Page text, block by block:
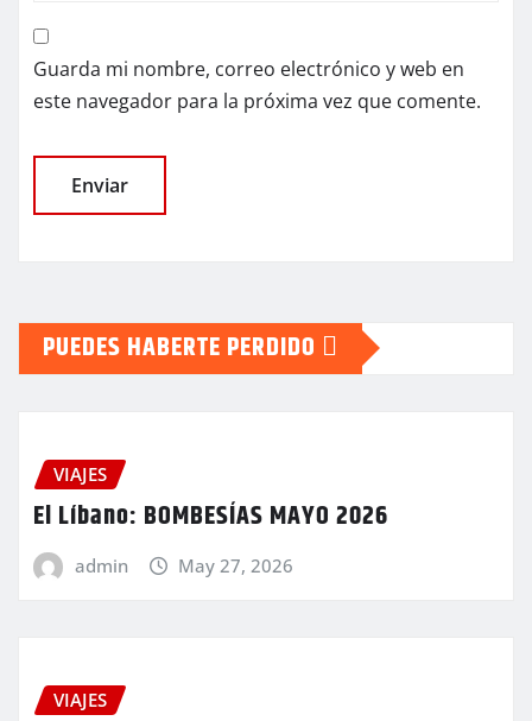
Guarda mi nombre, correo electrónico y web en
este navegador para la próxima vez que comente.
PUEDES HABERTE PERDIDO
VIAJES
El Líbano: BOMBESÍAS MAYO 2026
admin May 27, 2026
VIAJES